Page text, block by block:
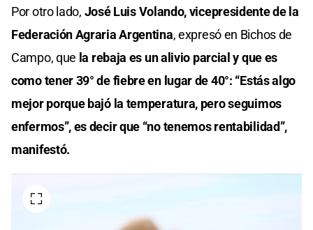
Por otro lado, José Luis Volando, vicepresidente de la
Federación Agraria Argentina, expresó en Bichos de
Campo, que la rebaja es un alivio parcial y que es
como tener 39° de fiebre en lugar de 40°: “Estás algo
mejor porque bajó la temperatura, pero seguimos
enfermos”, es decir que “no tenemos rentabilidad”,
manifestó.